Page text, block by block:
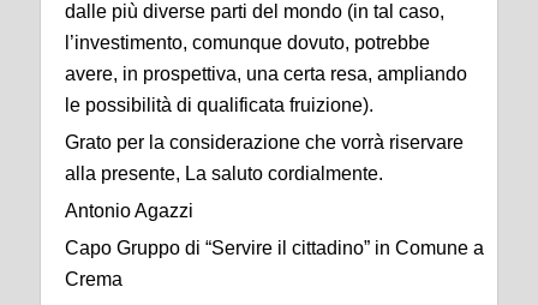
dalle più diverse parti del mondo (in tal caso,
l’investimento, comunque dovuto, potrebbe
avere, in prospettiva, una certa resa, ampliando
le possibilità di qualificata fruizione).
Grato per la considerazione che vorrà riservare
alla presente, La saluto cordialmente.
Antonio Agazzi
Capo Gruppo di “Servire il cittadino” in Comune a
Crema